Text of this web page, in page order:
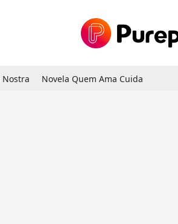
Nostra Novela Quem Ama Cuida